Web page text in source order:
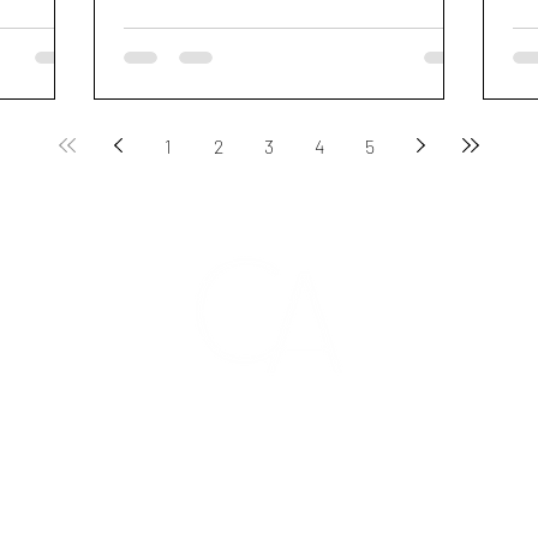
1 2 3 4 5